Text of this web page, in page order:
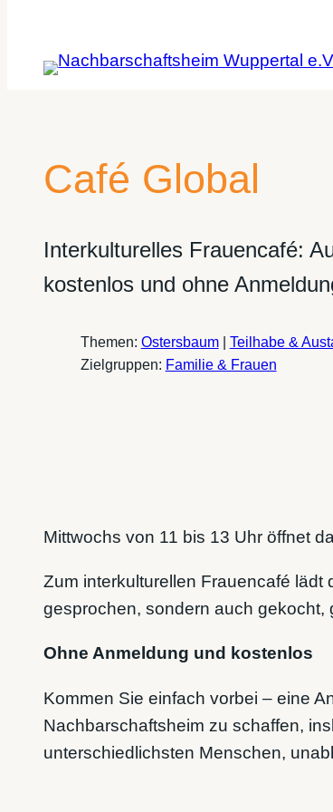
Café Global
Interkulturelles Frauencafé:
kostenlos und ohne
Themen: Ostersbaum| Teilhabe &
Zielgruppen: Familie & Frauen
Mittwochs von 11 bis 13 Uhr öffnet
Zum interkulturellen Frauencafé
gesprochen, sondern auch gekocht,
Ohne Anmeldung und kostenlos
Kommen Sie einfach vorbei – eine
Nachbarschaftsheim zu schaffen,
unterschiedlichsten Menschen,